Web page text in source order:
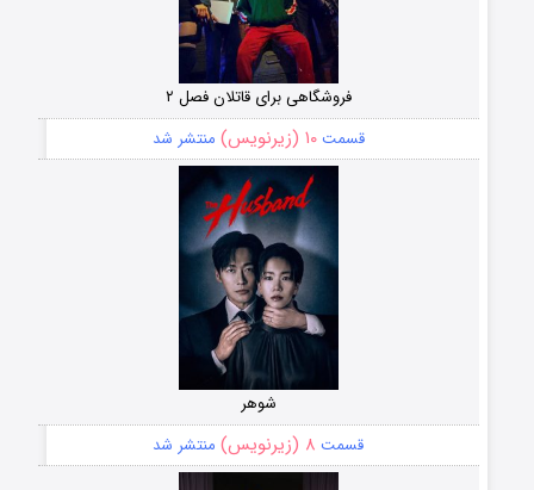
فروشگاهی برای قاتلان فصل ۲
قسمت۱۰ (زیرنویس) منتشر شد
شوهر
قسمت ۸ (زیرنویس) منتشر شد